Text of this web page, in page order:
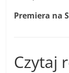
Premiera na
Czytaj